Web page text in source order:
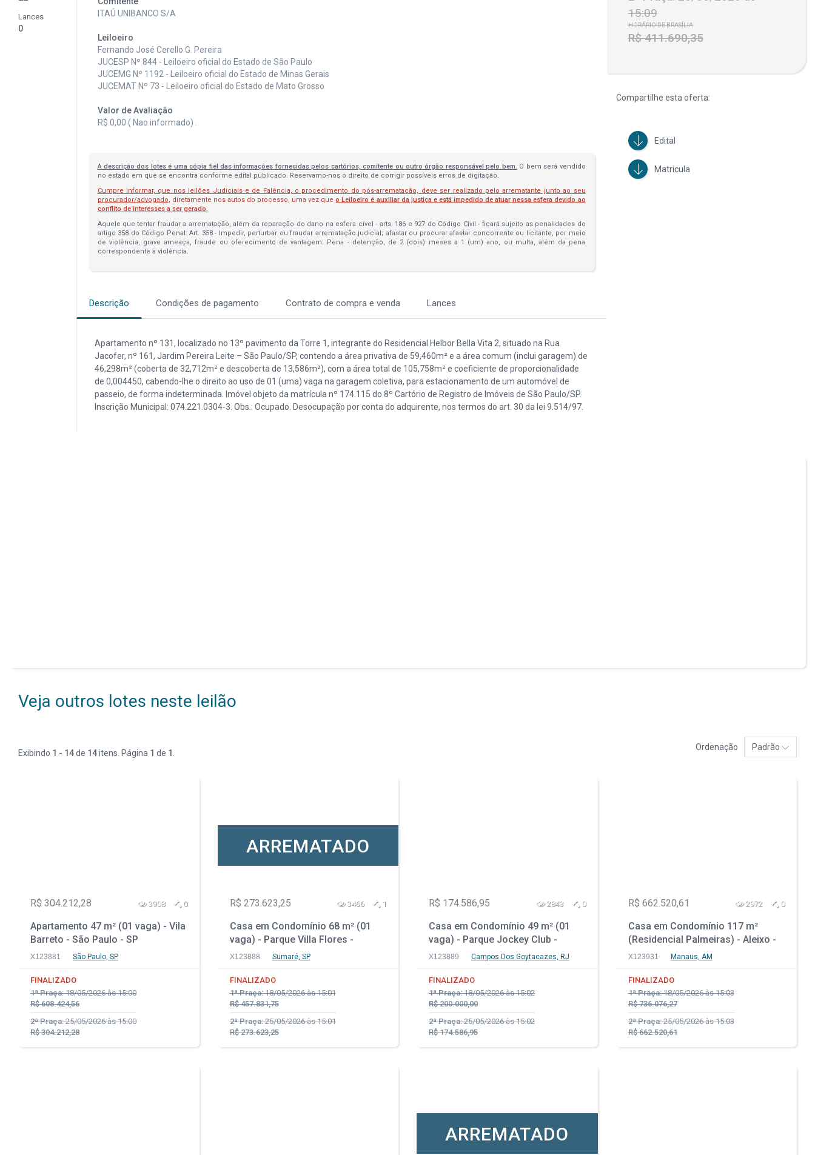
Lances
0
ITAÚ UNIBANCO S/A
Leiloeiro
Fernando José Cerello G. Pereira
JUCESP Nº 844 - Leiloeiro oficial do Estado de São Paulo
JUCEMG Nº 1192 - Leiloeiro oficial do Estado de Minas Gerais
JUCEMAT Nº 73 - Leiloeiro oficial do Estado de Mato Grosso
Valor de Avaliação
R$ 0,00 ( Nao informado) .
A descrição dos lotes é uma cópia fiel das informações fornecidas pelos cartórios, comitente ou outro órgão responsável pelo bem. O bem será vendido
no estado em que se encontra conforme edital publicado. Reservamo-nos o direito de corrigir possíveis erros de digitação.
Cumpre informar, que nos leilões Judiciais e de Falência, o procedimento do pós-arrematação, deve ser realizado pelo arrematante junto ao seu
procurador/advogado, diretamente nos autos do processo, uma vez queo Leiloeiro é auxiliar da justiça e está impedido de atuar nessa esfera devido ao
conflito de interesses a ser gerado.
Aquele que tentar fraudar a arrematação, além da reparação do dano na esfera cível - arts. 186 e 927 do Código Civil - ficará sujeito as penalidades do
artigo 358 do Código Penal: Art. 358 - Impedir, perturbar ou fraudar arrematação judicial; afastar ou procurar afastar concorrente ou licitante, por meio
de violência, grave ameaça, fraude ou oferecimento de vantagem: Pena - detenção, de 2 (dois) meses a 1 (um) ano, ou multa, além da pena
correspondente à violência.
Descrição Condições de pagamento Contrato de compra e venda Lances
Apartamento nº 131, localizado no 13º pavimento da Torre 1, integrante do Residencial Helbor Bella Vita 2, situado na Rua
Jacofer, nº 161, Jardim Pereira Leite – São Paulo/SP, contendo a área privativa de 59,460m² e a área comum (inclui garagem) de
46,298m² (coberta de 32,712m² e descoberta de 13,586m²), com a área total de 105,758m² e coeficiente de proporcionalidade
de 0,004450, cabendo-lhe o direito ao uso de 01 (uma) vaga na garagem coletiva, para estacionamento de um automóvel de
passeio, de forma indeterminada. Imóvel objeto da matrícula nº 174.115 do 8º Cartório de Registro de Imóveis de São Paulo/SP.
Inscrição Municipal: 074.221.0304-3. Obs.: Ocupado. Desocupação por conta do adquirente, nos termos do art. 30 da lei 9.514/97.
15:09
HORÁRIO DE BRASÍLIA
R$ 411.690,35
Compartilhe esta oferta:
Edital
Matricula
Veja outros lotes neste leilão
Exibindo 1 - 14de 14itens. Página 1 de 1
Ordenação Padrão
R$ 304.212,28 3908 0
Apartamento 47 m² (01 vaga) - Vila
Barreto - São Paulo - SP
X123881 São Paulo, SP
FINALIZADO
1ª Praça:18/05/2026 às 15:00
R$ 608.424,56
2ª Praça:25/05/2026 às 15:00
R$ 304.212,28
ARREMATADO
R$ 273.623,25 3466 1
Casa em Condomínio 68 m² (01
vaga) - Parque Villa Flores -
Sumaré - SP
X123888 Sumaré, SP
FINALIZADO
1ª Praça:18/05/2026 às 15:01
R$ 457.831,75
2ª Praça:25/05/2026 às 15:01
R$ 273.623,25
R$ 174.586,95 2843 0
Casa em Condomínio 49 m² (01
vaga) - Parque Jockey Club -
Campos dos Goytacazes - RJ
X123889 Campos Dos Goytacazes, RJ
FINALIZADO
1ª Praça:18/05/2026 às 15:02
R$ 200.000,00
2ª Praça:25/05/2026 às 15:02
R$ 174.586,95
R$ 662.520,61 2972 0
Casa em Condomínio 117 m²
(Residencial Palmeiras) - Aleixo -
Manaus - AM
X123931 Manaus, AM
FINALIZADO
1ª Praça:18/05/2026 às 15:03
R$ 736.076,27
2ª Praça:25/05/2026 às 15:03
R$ 662.520,61
ARREMATADO